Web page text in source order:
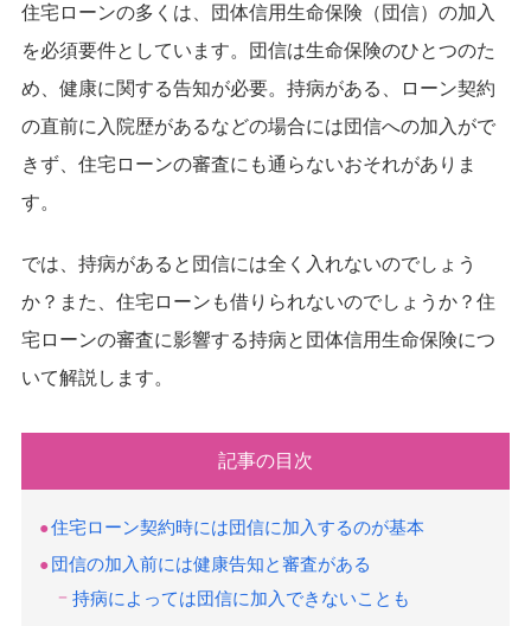
住宅ローンの多くは、団体信用生命保険（団信）の加入
を必須要件としています。団信は生命保険のひとつのた
め、健康に関する告知が必要。持病がある、ローン契約
の直前に入院歴があるなどの場合には団信への加入がで
きず、住宅ローンの審査にも通らないおそれがありま
す。
では、持病があると団信には全く入れないのでしょう
か？また、住宅ローンも借りられないのでしょうか？住
宅ローンの審査に影響する持病と団体信用生命保険につ
いて解説します。
記事の目次
住宅ローン契約時には団信に加入するのが基本
団信の加入前には健康告知と審査がある
持病によっては団信に加入できないことも